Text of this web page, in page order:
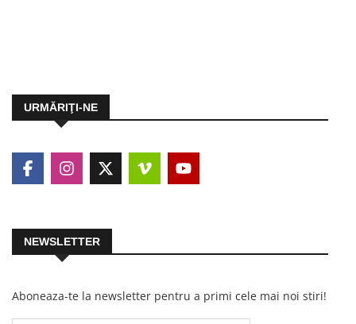
URMĂRIŢI-NE
NEWSLETTER
Aboneaza-te la newsletter pentru a primi cele mai noi stiri!